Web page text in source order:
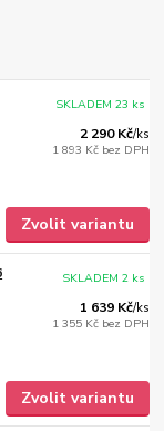
2 290 Kč/ks
1 893 Kč bez DPH
SKLADEM 23 ks
Zvolit variantu
1 639 Kč/ks
1 355 Kč bez DPH
SKLADEM 2 ks
Zvolit variantu